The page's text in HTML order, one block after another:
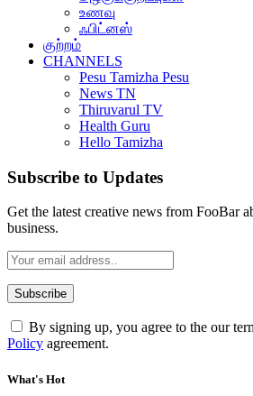
உணவு
ஃபிட்னஸ்
குற்றம்
CHANNELS
Pesu Tamizha Pesu
News TN
Thiruvarul TV
Health Guru
Hello Tamizha
Subscribe to Updates
Get the latest creative news from FooBar
business.
By signing up, you agree to the our
Policy agreement.
What's Hot